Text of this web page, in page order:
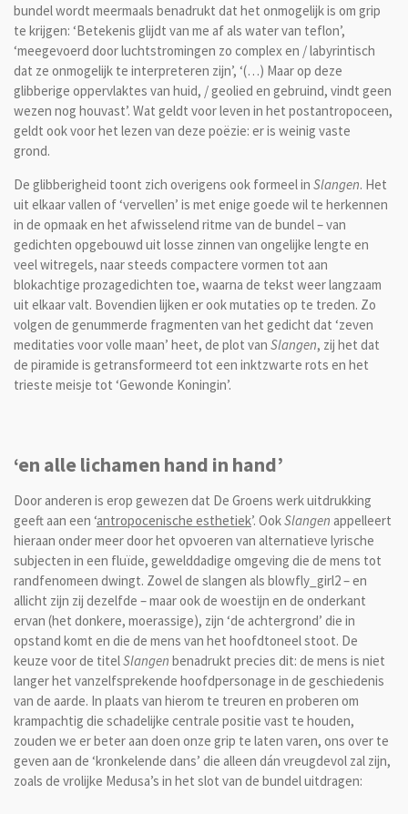
bundel wordt meermaals benadrukt dat het onmogelijk is om grip
te krijgen: ‘Betekenis glijdt van me af als water van teflon’,
‘meegevoerd door luchtstromingen zo complex en / labyrintisch
dat ze onmogelijk te interpreteren zijn’, ‘(…) Maar op deze
glibberige oppervlaktes van huid, / geolied en gebruind, vindt geen
wezen nog houvast’. Wat geldt voor leven in het postantropoceen,
geldt ook voor het lezen van deze poëzie: er is weinig vaste
grond.
De glibberigheid toont zich overigens ook formeel in Slangen. Het
uit elkaar vallen of ‘vervellen’ is met enige goede wil te herkennen
in de opmaak en het afwisselend ritme van de bundel – van
gedichten opgebouwd uit losse zinnen van ongelijke lengte en
veel witregels, naar steeds compactere vormen tot aan
blokachtige prozagedichten toe, waarna de tekst weer langzaam
uit elkaar valt. Bovendien lijken er ook mutaties op te treden. Zo
volgen de genummerde fragmenten van het gedicht dat ‘zeven
meditaties voor volle maan’ heet, de plot van Slangen, zij het dat
de piramide is getransformeerd tot een inktzwarte rots en het
trieste meisje tot ‘Gewonde Koningin’.
‘en alle lichamen hand in hand’
Door anderen is erop gewezen dat De Groens werk uitdrukking
geeft aan een ‘antropocenische esthetiek’. OokSlangen appelleert
hieraan onder meer door het opvoeren van alternatieve lyrische
subjecten in een fluïde, gewelddadige omgeving die de mens tot
randfenomeen dwingt. Zowel de slangen als blowfly_girl2 – en
allicht zijn zij dezelfde – maar ook de woestijn en de onderkant
ervan (het donkere, moerassige), zijn ‘de achtergrond’ die in
opstand komt en die de mens van het hoofdtoneel stoot. De
keuze voor de titelSlangen benadrukt precies dit: de mens is niet
langer het vanzelfsprekende hoofdpersonage in de geschiedenis
van de aarde. In plaats van hierom te treuren en proberen om
krampachtig die schadelijke centrale positie vast te houden,
zouden we er beter aan doen onze grip te laten varen, ons over te
geven aan de ‘kronkelende dans’ die alleen dán vreugdevol zal zijn,
zoals de vrolijke Medusa’s in het slot van de bundel uitdragen: